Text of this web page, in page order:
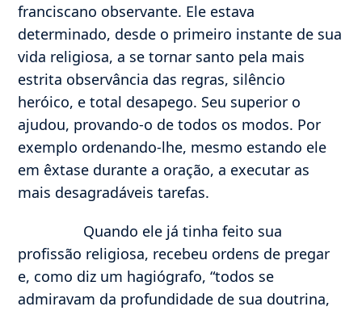
franciscano observante. Ele estava
determinado, desde o primeiro instante de sua
vida religiosa, a se tornar santo pela mais
estrita observância das regras, silêncio
heróico, e total desapego. Seu superior o
ajudou, provando-o de todos os modos. Por
exemplo ordenando-lhe, mesmo estando ele
em êxtase durante a oração, a executar as
mais desagradáveis tarefas.
Quando ele já tinha feito sua
profissão religiosa, recebeu ordens de pregar
e, como diz um hagiógrafo, “todos se
admiravam da profundidade de sua doutrina,